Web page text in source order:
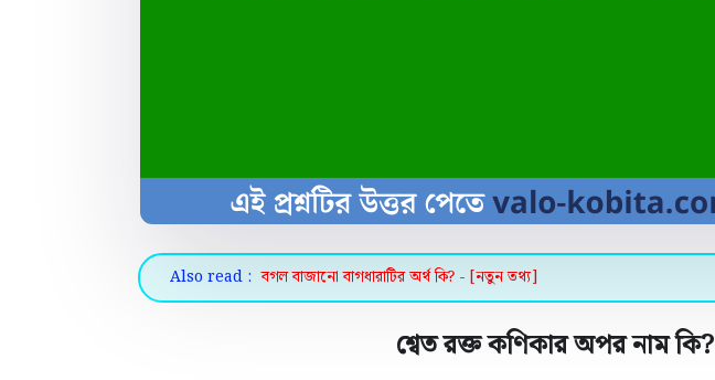
Also read : বগল বাজানো বাগধারাটির অর্থ কি? - [নতুন তথ্য]
শ্বেত রক্ত কণিকার অপর নাম কি?